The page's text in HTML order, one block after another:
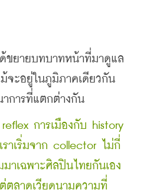
ยายบทบาทหน้าที่มาดูแล
จะอยู่ในภูมิภาคเดียวกัน
การที่แตกต่างกัน
การเมืองกับ history
ราเริ่มจาก collector ไม่กี่
าเฉพาะศิลปินไทยกันเอง
ตลาดเวียดนามความที่